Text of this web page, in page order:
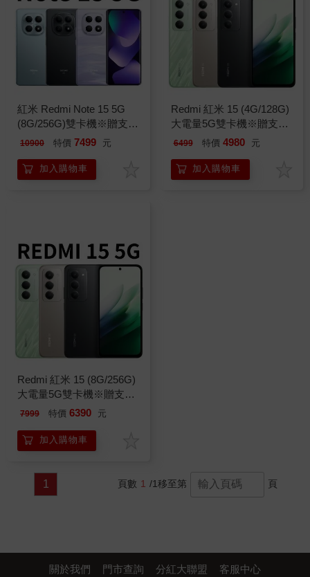
紅米 Redmi Note 15 5G
(8G/256G)雙卡機※贈支架
+內附保護殼※
10900 特價 7499 元
加入購物車
Redmi 紅米 15 (4G/128G)
大電量5G雙卡機※贈支架
※
6499 特價 4980 元
加入購物車
Redmi 紅米 15 (8G/256G)
大電量5G雙卡機※贈支架
※
7999 特價 6390 元
加入購物車
1 頁數 1 /1移至第 頁
關於我們 門市查詢 分紅大聯盟 客服中心